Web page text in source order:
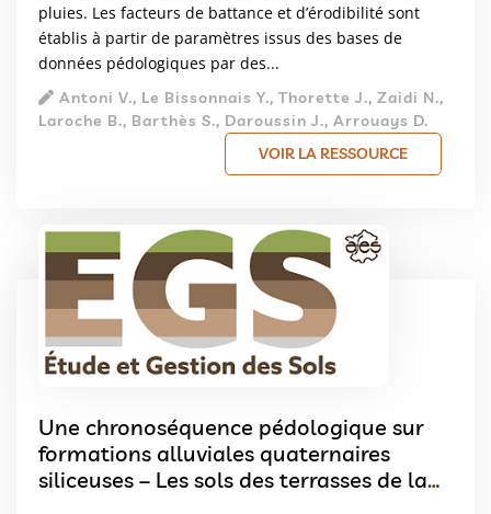
pluies. Les facteurs de battance et d’érodibilité sont
établis à partir de paramètres issus des bases de
données pédologiques par des...
Antoni V., Le Bissonnais Y., Thorette J., Zaidi N.,
Laroche B., Barthès S., Daroussin J., Arrouays D.
VOIR LA RESSOURCE
Une chronoséquence pédologique sur
formations alluviales quaternaires
siliceuses – Les sols des terrasses de la